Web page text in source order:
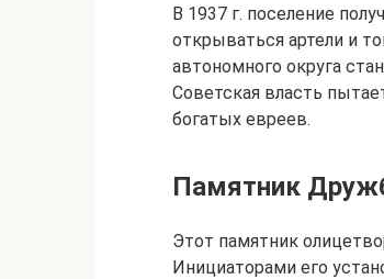
В 1937 г. поселение
открываться артели и
автономного округа
Советская власть
богатых евреев.
Памятник
Этот памятник
Инициаторами его